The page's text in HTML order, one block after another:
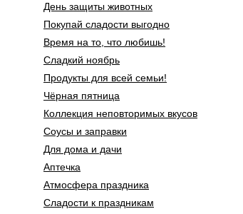
День защиты животных
Покупай сладости выгодно
Время на то, что любишь!
Сладкий ноябрь
Продукты для всей семьи!
Чёрная пятница
Коллекция неповторимых вкусов
Соусы и заправки
Для дома и дачи
Аптечка
Атмосфера праздника
Сладости к праздникам